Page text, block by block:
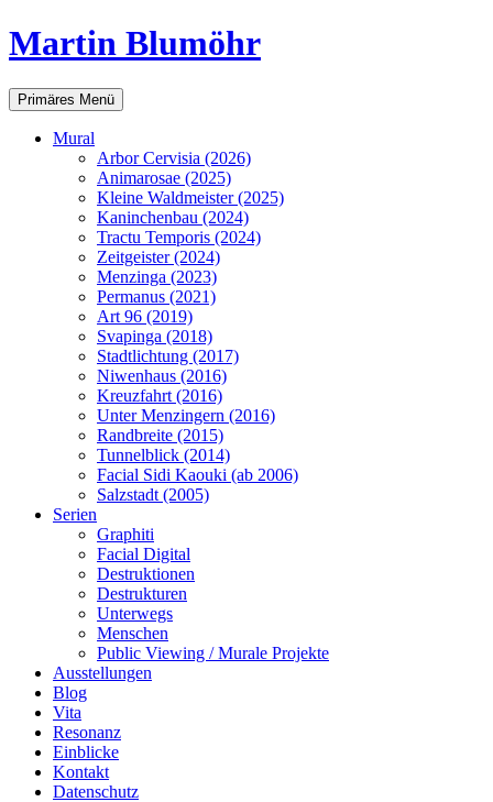
Martin Blumöhr
Suchen
Primäres Menü Zum
Inhalt
Mural
Arbor Cervisia (2026)
Animarosae (2025)
Kleine Waldmeister (2025)
Kaninchenbau (2024)
Tractu Temporis (2024)
Zeitgeister (2024)
Menzinga (2023)
Permanus (2021)
Art 96 (2019)
Svapinga (2018)
Stadtlichtung (2017)
Niwenhaus (2016)
Kreuzfahrt (2016)
Unter Menzingern (2016)
Randbreite (2015)
Tunnelblick (2014)
Facial Sidi Kaouki (ab 2006)
Salzstadt (2005)
Serien
Graphiti
Facial Digital
Destruktionen
Destrukturen
Unterwegs
Menschen
Public Viewing / Murale Projekte
Ausstellungen
Blog
Vita
Resonanz
Einblicke
Kontakt
Datenschutz